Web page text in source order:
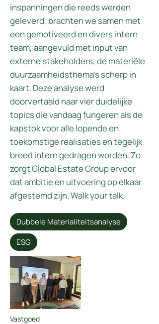
inspanningen die reeds werden
geleverd, brachten we samen met
een gemotiveerd en divers intern
team, aangevuld met input van
externe stakeholders, de materiële
duurzaamheidsthema’s scherp in
kaart. Deze analyse werd
doorvertaald naar vier duidelijke
topics die vandaag fungeren als de
kapstok voor alle lopende en
toekomstige realisaties en tegelijk
breed intern gedragen worden. Zo
zorgt Global Estate Group ervoor
dat ambitie en uitvoering op elkaar
afgestemd zijn. Walk your talk.
Dubbele Materialiteitsanalyse
ESG
Vastgoed